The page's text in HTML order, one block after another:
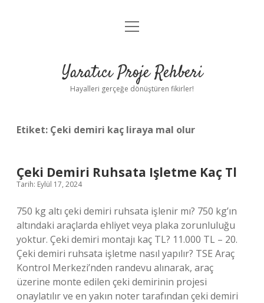
Anasayfa
Yasal Uyarı
menüyü
Yaratıcı Proje Rehberi
Hayalleri gerçeğe dönüştüren fikirler!
Etiket: Çeki demiri kaç liraya mal olur
Çeki Demiri Ruhsata Işletme Kaç Tl
Tarih: Eylül 17, 2024
750 kg altı çeki demiri ruhsata işlenir mı? 750 kg’ın
altındaki araçlarda ehliyet veya plaka zorunluluğu
yoktur. Çeki demiri montajı kaç TL? 11.000 TL – 20.
Çeki demiri ruhsata işletme nasıl yapılır? TSE Araç
Kontrol Merkezi’nden randevu alınarak, araç
üzerine monte edilen çeki demirinin projesi
onaylatılır ve en yakın noter tarafından çeki demiri